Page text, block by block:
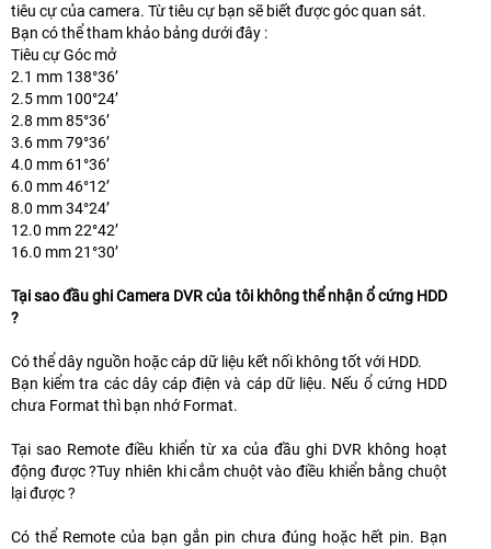
tiêu cự của camera. Từ tiêu cự bạn sẽ biết được góc quan sát.
Bạn có thể tham khảo bảng dưới đây :
Tiêu cự Góc mở
2.1 mm 138°36’
2.5 mm 100°24’
2.8 mm 85°36’
3.6 mm 79°36’
4.0 mm 61°36’
6.0 mm 46°12’
8.0 mm 34°24’
12.0 mm 22°42’
16.0 mm 21°30’
Tại sao đầu ghi Camera DVR của tôi không thể nhận ổ cứng HDD
?
Có thể dây nguồn hoặc cáp dữ liệu kết nối không tốt với HDD.
Bạn kiểm tra các dây cáp điện và cáp dữ liệu. Nếu ổ cứng HDD
chưa Format thì bạn nhớ Format.
Tại sao Remote điều khiển từ xa của đầu ghi DVR không hoạt
động được ?Tuy nhiên khi cắm chuột vào điều khiển bằng chuột
lại được ?
Có thể Remote của bạn gắn pin chưa đúng hoặc hết pin. Bạn